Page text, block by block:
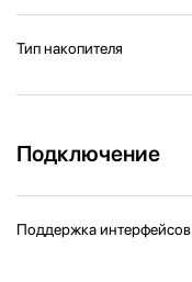
Тип накопителя
Подключение
Поддержка интерфейсов